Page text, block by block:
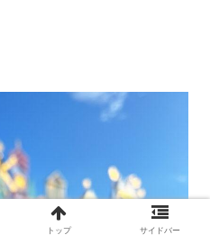
トップ サイドバー